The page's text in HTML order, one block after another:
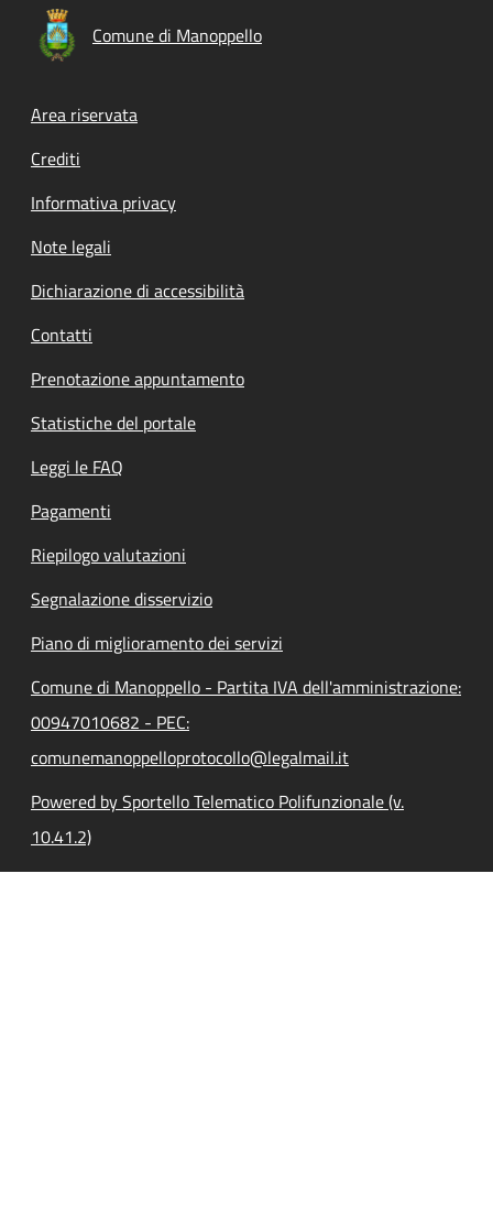
Comune di Manoppello
Footer menu
Area riservata
Crediti
Informativa privacy
Note legali
Dichiarazione di accessibilità
Contatti
Prenotazione appuntamento
Statistiche del portale
Leggi le FAQ
Pagamenti
Riepilogo valutazioni
Segnalazione disservizio
Piano di miglioramento dei servizi
Comune di Manoppello - Partita IVA dell'amministrazione:
00947010682 - PEC:
comunemanoppelloprotocollo@legalmail.it
Powered by Sportello Telematico Polifunzionale (v.
10.41.2)